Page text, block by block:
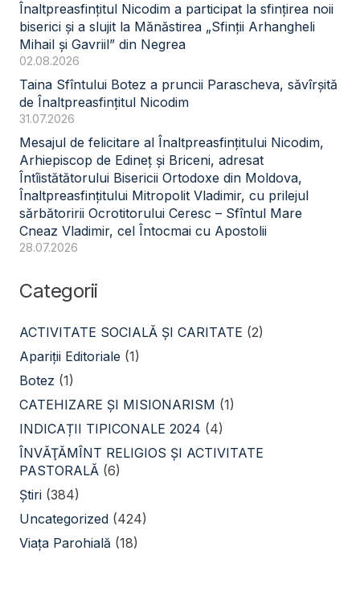
Înaltpreasfințitul Nicodim a participat la sfințirea noii
biserici și a slujit la Mănăstirea „Sfinții Arhangheli
Mihail și Gavriil” din Negrea
02.08.2026
Taina Sfîntului Botez a pruncii Parascheva, săvîrșită
de Înaltpreasfințitul Nicodim
31.07.2026
Mesajul de felicitare al Înaltpreasfințitului Nicodim,
Arhiepiscop de Edineț și Briceni, adresat
Întîistătătorului Bisericii Ortodoxe din Moldova,
Înaltpreasfințitului Mitropolit Vladimir, cu prilejul
sărbătoririi Ocrotitorului Ceresc – Sfîntul Mare
Cneaz Vladimir, cel Întocmai cu Apostolii
28.07.2026
Categorii
ACTIVITATE SOCIALĂ ŞI CARITATE (2)
Apariții Editoriale (1)
Botez (1)
CATEHIZARE ŞI MISIONARISM (1)
INDICAȚII TIPICONALE 2024 (4)
ÎNVĂŢĂMÎNT RELIGIOS ŞI ACTIVITATE
PASTORALĂ (6)
Știri (384)
Uncategorized (424)
Viața Parohială (18)